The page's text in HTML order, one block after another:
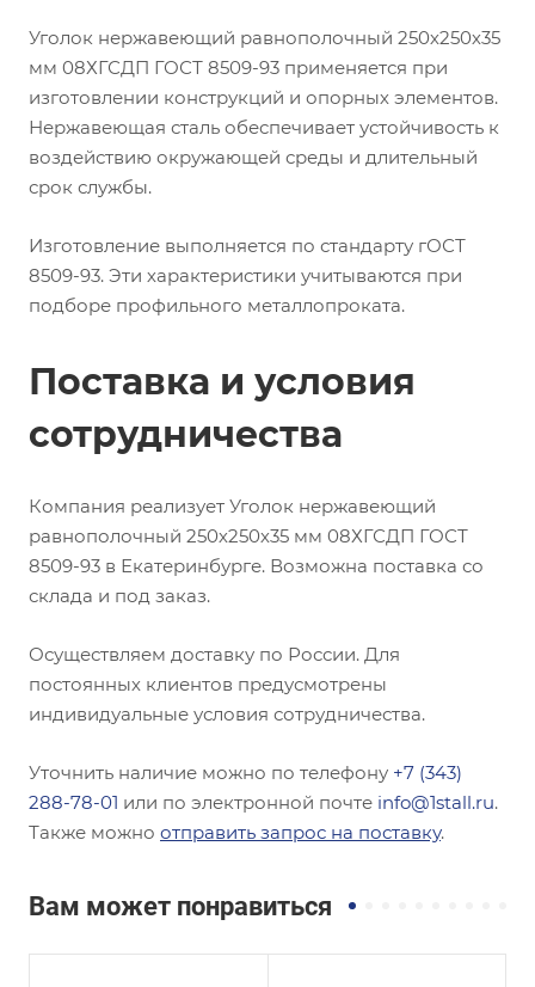
Уголок нержавеющий равнополочный 250х250х35
мм 08ХГСДП ГОСТ 8509-93 применяется при
изготовлении конструкций и опорных элементов.
Нержавеющая сталь обеспечивает устойчивость к
воздействию окружающей среды и длительный
срок службы.
Изготовление выполняется по стандарту гОСТ
8509-93. Эти характеристики учитываются при
подборе профильного металлопроката.
Поставка и условия
сотрудничества
Компания реализует Уголок нержавеющий
равнополочный 250х250х35 мм 08ХГСДП ГОСТ
8509-93 в Екатеринбурге. Возможна поставка со
склада и под заказ.
Осуществляем доставку по России. Для
постоянных клиентов предусмотрены
индивидуальные условия сотрудничества.
Уточнить наличие можно по телефону +7 (343)
288-78-01 или по электронной почте info@1stall.ru.
Также можно отправить запрос на поставку.
Вам может понравиться